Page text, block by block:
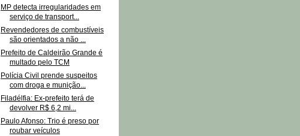
MP detecta irregularidades em
serviço de transport...
Revendedores de combustíveis
são orientados a não ...
Prefeito de Caldeirão Grande é
multado pelo TCM
Polícia Civil prende suspeitos
com droga e munição...
Filadélfia: Ex-prefeito terá de
devolver R$ 6,2 mi...
Paulo Afonso: Trio é preso por
roubar veículos